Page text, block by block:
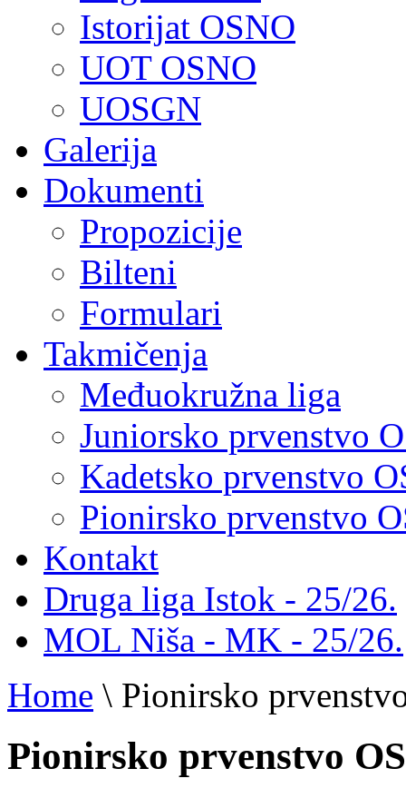
Istorijat OSNO
UOT OSNO
UOSGN
Galerija
Dokumenti
Propozicije
Bilteni
Formulari
Takmičenja
Međuokružna liga
Juniorsko prvenstvo
Kadetsko prvenstvo
Pionirsko prvenstvo
Kontakt
Druga liga Istok - 25/26.
MOL Niša - MK - 25/26.
Home \ Pionirsko
Pionirsko prvenstvo